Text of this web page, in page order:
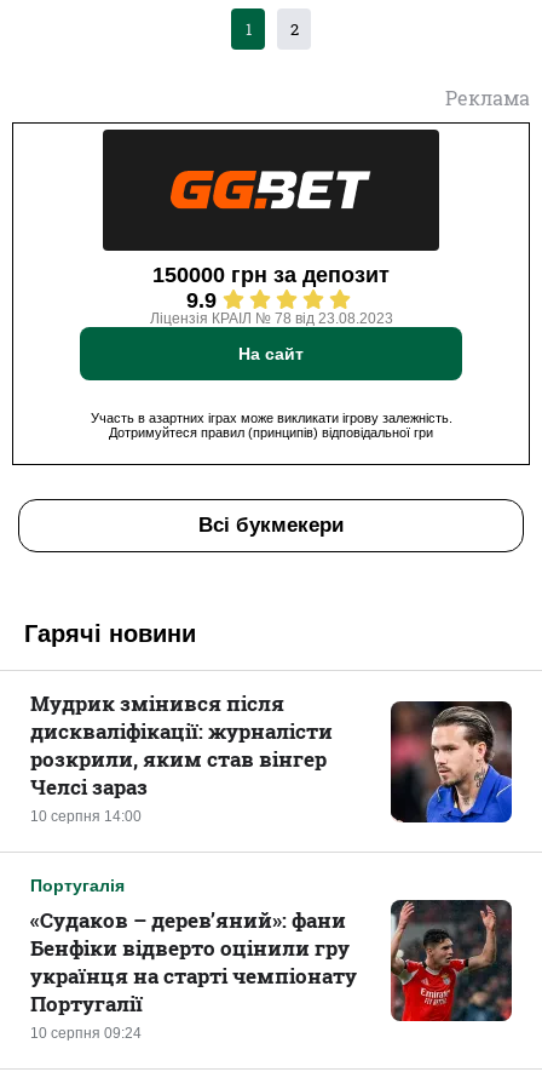
1 2
Реклама
150000 грн за депозит
9.9
Ліцензія КРАІЛ № 78 від 23.08.2023
На сайт
Участь в азартних іграх може викликати ігрову залежність.
Дотримуйтеся правил (принципів) відповідальної гри
Всі букмекери
Гарячі новини
10 серпня 14:00
Мудрик змінився після
дискваліфікації: журналісти
розкрили, яким став вінгер
Челсі зараз
Португалія
10 серпня 09:24
«Судаков – дерев’яний»: фани
Бенфіки відверто оцінили гру
українця на старті чемпіонату
Португалії